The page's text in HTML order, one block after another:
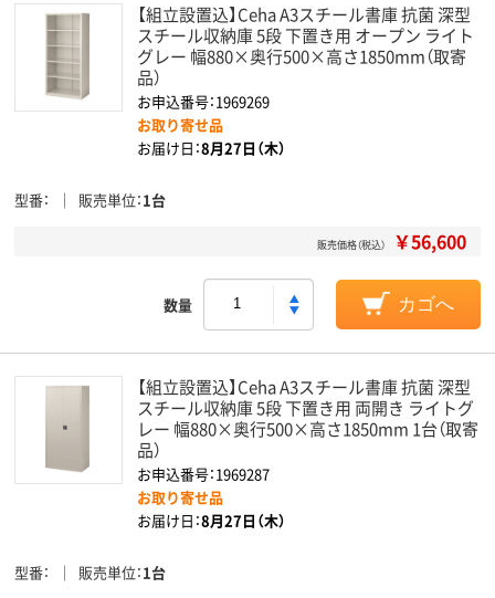
【組立設置込】Ceha A3スチール書庫 抗菌 深型
スチール収納庫 5段 下置き用 オープン ライト
グレー 幅880×奥行500×高さ1850mm（取寄
品）
お申込番号：1969269
お取り寄せ品
お届け日：8月27日（木）
型番 販売単位 1台
販売価格（税込） ￥56,600
数量 カゴへ
【組立設置込】Ceha A3スチール書庫 抗菌 深型
スチール収納庫 5段 下置き用 両開き ライトグ
レー 幅880×奥行500×高さ1850mm 1台（取寄
品）
お申込番号：1969287
お取り寄せ品
お届け日：8月27日（木）
型番 販売単位 1台